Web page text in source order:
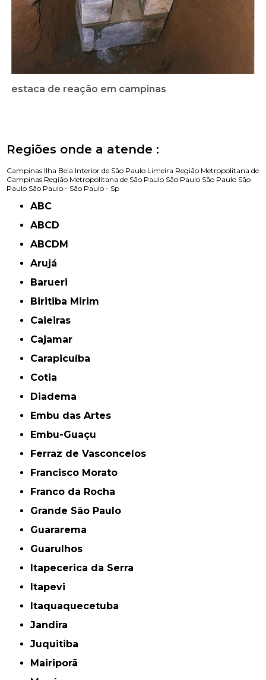
estaca de reação em campinas
Regiões onde a atende :
Campinas Ilha Bela Interior de São Paulo Limeira Região Metropolitana de
Campinas Região Metropolitana de São Paulo São Paulo São Paulo São
Paulo São Paulo - São Paulo - Sp
ABC
ABCD
ABCDM
Arujá
Barueri
Biritiba Mirim
Caieiras
Cajamar
Carapicuíba
Cotia
Diadema
Embu das Artes
Embu-Guaçu
Ferraz de Vasconcelos
Francisco Morato
Franco da Rocha
Grande São Paulo
Guararema
Guarulhos
Itapecerica da Serra
Itapevi
Itaquaquecetuba
Jandira
Juquitiba
Mairiporã